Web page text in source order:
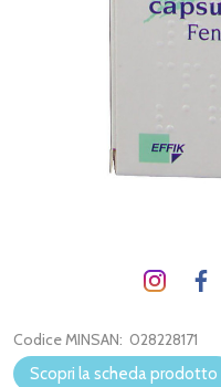
Codice MINSAN: 028228171
Scopri la scheda prodotto